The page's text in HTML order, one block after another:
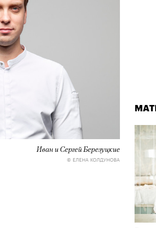
Иван и Сергей Березуцкие
© ЕЛЕНА КОЛДУНОВА